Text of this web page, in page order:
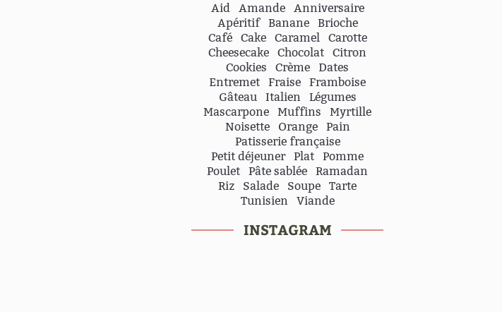
Aid Amande
Anniversaire
Apéritif
Banane
Brioche
Café
Cake Caramel
Carotte
Cheesecake
Chocolat
Citron
Cookies
Crème
Dates
Entremet
Fraise
Framboise
Gâteau
Italien
Légumes
Mascarpone
Muffins
Myrtille
Noisette
Orange
Pain
Patisserie française
Petit déjeuner
Plat
Pomme
Poulet
Pâte sablée
Ramadan
Riz
Salade Soupe
Tarte
Tunisien
Viande
INSTAGRAM